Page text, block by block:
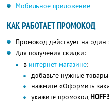
Мобильное приложение
КАК РАБОТАЕТ ПРОМОКОД
Промокод действует на один
Для получения скидки:
в интернет-магазине:
добавьте нужные
нажмите «Оформить
укажите промокод